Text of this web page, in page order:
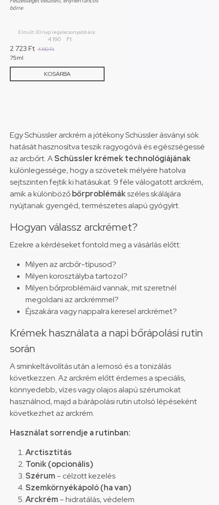
bőrre
KOSÁRBA
Elmúlt 30 nap legalacsonyabb ára:
4 190 Ft
4 190Ft
2 723 Ft
75ml
Egy Schüssler arckrém a jótékony Schüssler ásványi sók
hatását hasznosítva teszik ragyogóvá és egészségessé
az arcbőrt. ASchüssler krémek technológiájának
különlegessége, hogy a szövetek mélyére hatolva
sejtszinten fejtik ki hatásukat. 9 féle válogatott arckrém,
amik a különbözőbőrproblémákszéles skálájára
nyújtanak gyengéd, természetes alapú gyógyírt.
Hogyan válassz arckrémet?
Ezekre a kérdéseket fontold meg a vásárlás előtt:
Milyen az arcbőr-típusod?
Milyen korosztályba tartozol?
Milyen bőrproblémáid vannak, mit szeretnél
megoldani az arckrémmel?
Éjszakára vagy nappalra keresel arckrémet?
Krémek használata a napi bőrápolási rutin
során
A sminkeltávolítás után a lemosó és a tonizálás
következzen. Az arckrém előtt érdemes a speciális,
könnyedebb, vízes vagy olajos alapú szérumokat
használnod, majd a bárápolási rutin utolsó lépéseként
következhet az arckrém.
Használat sorrendje a rutinban:
Arctisztítás
Tonik (opcionális)
Szérum– célzott kezelés
Szemkörnyékápoló (ha van)
Arckrém– hidratálás, védelem